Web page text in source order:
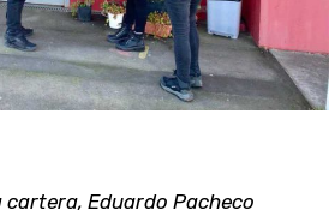
cartera, Eduardo Pacheco